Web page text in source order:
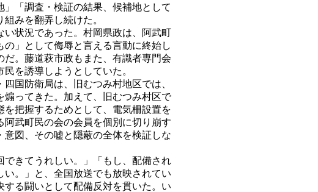
「調査・検証の結果、候補地として
みを翻弄し続けた。
状況であった。村岡県政は、阿武町
」として侮辱と言える言動に終始し
。藤道萩市政もまた、有識者専門会
を誘導しようとしていた。
国防衛局は、旧むつみ村地区では、
ってきた。加えて、旧むつみ村区で
把握するためとして、電気柵設置を
武町民の会の会員を個別に切り崩す
図、その嘘と隠蔽の全体を検証しな
きてうれしい。」「もし、配備され
。」と、全国放送でも放映されてい
る闘いとして配備反対を貫いた。い